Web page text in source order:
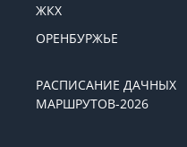
ЖКХ
ОРЕНБУРЖЬЕ
РАСПИСАНИЕ ДАЧНЫХ
МАРШРУТОВ-2026